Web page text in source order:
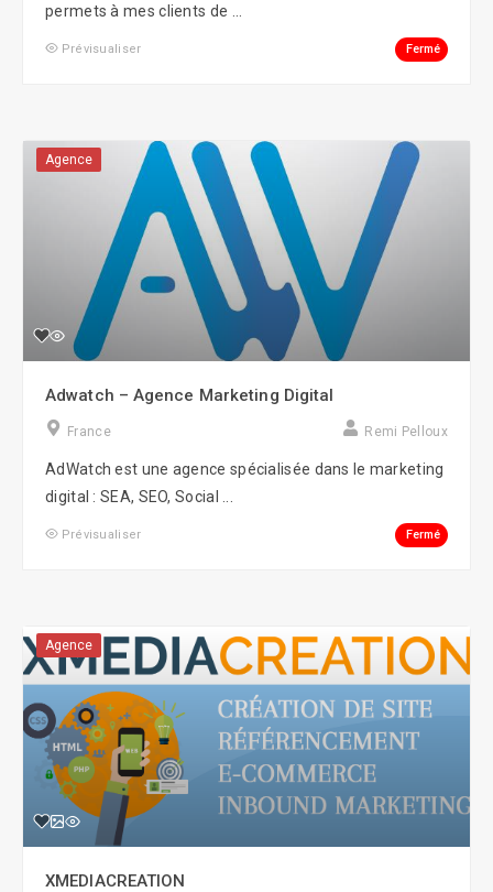
permets à mes clients de ...
Prévisualiser Fermé
Agence
Adwatch – Agence Marketing Digital
France Remi Pelloux
AdWatch est une agence spécialisée dans le marketing
digital : SEA, SEO, Social ...
Prévisualiser Fermé
Agence
XMEDIACREATION